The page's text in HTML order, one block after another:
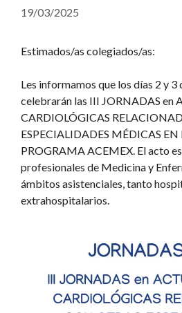
19/03/2025
Estimados/as colegiados/as:
Les informamos que los días 2 y
celebrarán las III JORNADAS en
CARDIOLÓGICAS
ESPECIALIDADES MÉDICAS
PROGRAMA ACEMEX. El acto
profesionales de Medicina y
ámbitos asistenciales, tanto
extrahospitalarios.